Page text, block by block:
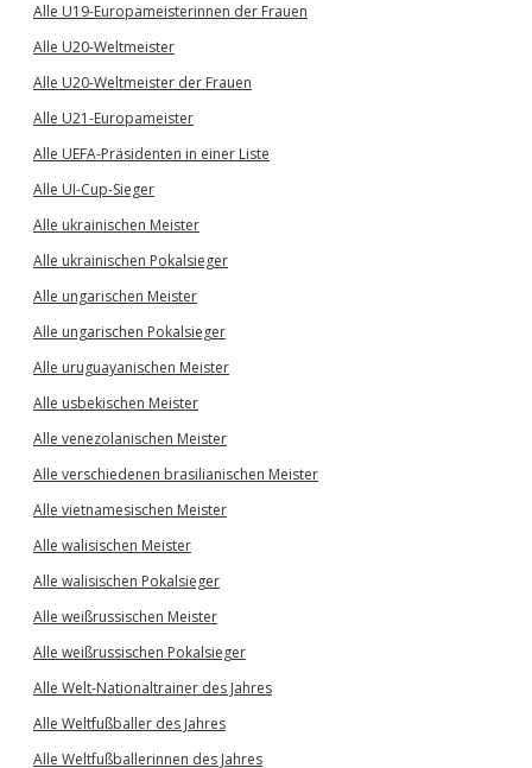
Alle U19-Europameisterinnen der Frauen
Alle U20-Weltmeister
Alle U20-Weltmeister der Frauen
Alle U21-Europameister
Alle UEFA-Präsidenten in einer Liste
Alle UI-Cup-Sieger
Alle ukrainischen Meister
Alle ukrainischen Pokalsieger
Alle ungarischen Meister
Alle ungarischen Pokalsieger
Alle uruguayanischen Meister
Alle usbekischen Meister
Alle venezolanischen Meister
Alle verschiedenen brasilianischen Meister
Alle vietnamesischen Meister
Alle walisischen Meister
Alle walisischen Pokalsieger
Alle weißrussischen Meister
Alle weißrussischen Pokalsieger
Alle Welt-Nationaltrainer des Jahres
Alle Weltfußballer des Jahres
Alle Weltfußballerinnen des Jahres